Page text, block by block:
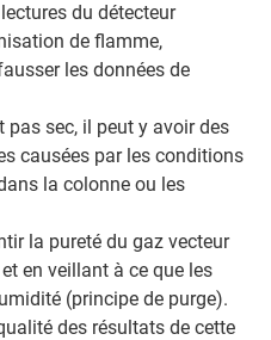
du détecteur
de flamme,
les données de
pas sec, il peut y avoir des
causées par les conditions
la colonne ou les
la pureté du gaz vecteur
en veillant à ce que les
(principe de purge).
des résultats de cette